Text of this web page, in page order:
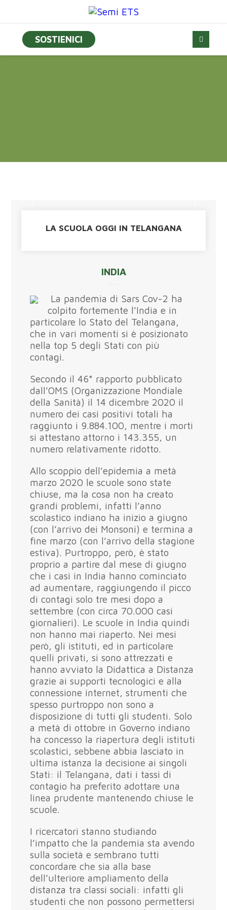
SOSTIENICI
LA SCUOLA OGGI IN TELANGANA
INDIA
La pandemia di Sars Cov-2 ha
colpito fortemente l’India e in
particolare lo Stato del Telangana,
che in vari momenti si è posizionato
nella top 5 degli Stati con più
contagi.
Secondo il 46° rapporto pubblicato
dall’OMS (Organizzazione Mondiale
della Sanità) il 14 dicembre 2020 il
numero dei casi positivi totali ha
raggiunto i 9.884.100, mentre i morti
si attestano attorno i 143.355, un
numero relativamente ridotto.
Allo scoppio dell’epidemia a metà
marzo 2020 le scuole sono state
chiuse, ma la cosa non ha creato
grandi problemi, infatti l’anno
scolastico indiano ha inizio a giugno
(con l’arrivo dei Monsoni) e termina a
fine marzo (con l’arrivo della stagione
estiva). Purtroppo, però, è stato
proprio a partire dal mese di giugno
che i casi in India hanno cominciato
ad aumentare, raggiungendo il picco
di contagi solo tre mesi dopo a
settembre (con circa 70.000 casi
giornalieri). Le scuole in India quindi
non hanno mai riaperto. Nei mesi
però, gli istituti, ed in particolare
quelli privati, si sono attrezzati e
hanno avviato la Didattica a Distanza
grazie ai supporti tecnologici e alla
connessione internet, strumenti che
spesso purtroppo non sono a
disposizione di tutti gli studenti. Solo
a metà di ottobre in Governo indiano
ha concesso la riapertura degli istituti
scolastici, sebbene abbia lasciato in
ultima istanza la decisione ai singoli
Stati: il Telangana, dati i tassi di
contagio ha preferito adottare una
linea prudente mantenendo chiuse le
scuole.
I ricercatori stanno studiando
l’impatto che la pandemia sta avendo
sulla società e sembrano tutti
concordare che sia alla base
dell’ulteriore ampliamento della
distanza tra classi sociali: infatti gli
studenti che non possono permettersi